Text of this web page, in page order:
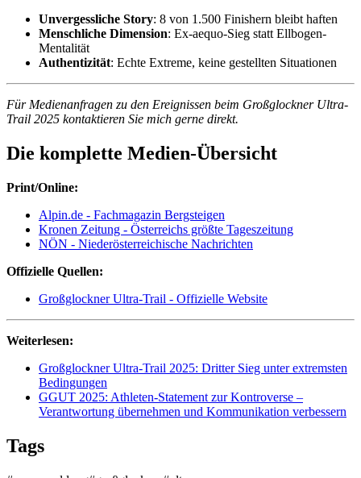
Unvergessliche Story: 8 von 1.500 Finishern bleibt haften
Menschliche Dimension: Ex-aequo-Sieg statt Ellbogen-
Mentalität
Authentizität: Echte Extreme, keine gestellten Situationen
Für Medienanfragen zu den Ereignissen beim Großglockner Ultra-
Trail 2025 kontaktieren Sie mich gerne direkt.
Die komplette Medien-Übersicht
Print/Online:
Alpin.de - Fachmagazin Bergsteigen
Kronen Zeitung - Österreichs größte Tageszeitung
NÖN - Niederösterreichische Nachrichten
Offizielle Quellen:
Großglockner Ultra-Trail - Offizielle Website
Weiterlesen:
Großglockner Ultra-Trail 2025: Dritter Sieg unter extremsten
Bedingungen
GGUT 2025: Athleten-Statement zur Kontroverse –
Verantwortung übernehmen und Kommunikation verbessern
Tags